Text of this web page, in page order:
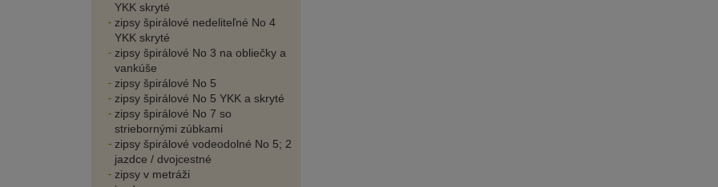
YKK skryté
zipsy špirálové nedeliteľné No 4
YKK skryté
zipsy špirálové No 3 na obliečky a
vankúše
zipsy špirálové No 5
zipsy špirálové No 5 YKK a skryté
zipsy špirálové No 7 so
striebornými zúbkami
zipsy špirálové vodeodolné No 5; 2
jazdce / dvojcestné
zipsy v metráži